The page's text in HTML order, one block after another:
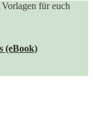
für euch
(eBook)